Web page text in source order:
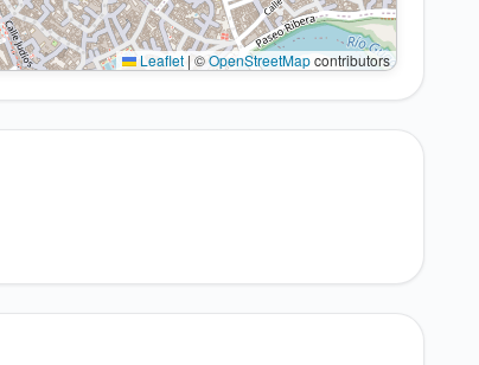
Leaflet | ©OpenStreetMapcontributors